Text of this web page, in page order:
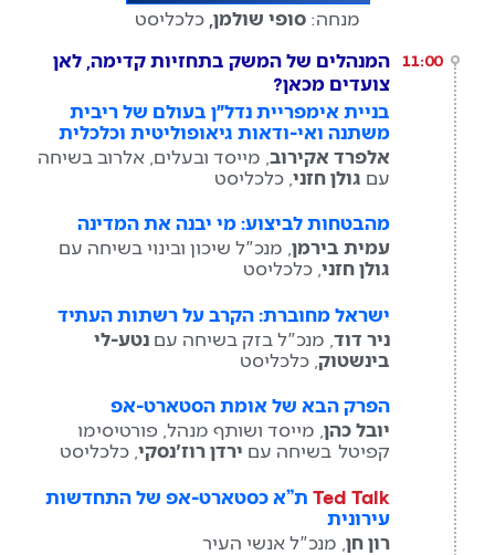
מנחה: סופי שולמן, כלכליסט
11:00
המנהלים של המשק בתחזיות קדימה, לאן
צועדים מכאן?
בניית אימפריית נדל״ן בעולם של ריבית
משתנה ואי-ודאות גיאופוליטית וכלכלית
אלפרד אקירוב , מייסד ובעלים, אלרוב בשיחה
עם גולן חזני , כלכליסט
מהבטחות לביצוע: מי יבנה את המדינה
עמית בירמן , מנכ"ל שיכון ובינוי בשיחה עם
גולן חזני , כלכליסט
ישראל מחוברת: הקרב על רשתות העתיד
ניר דוד , מנכ"ל בזק בשיחה עםנטע-לי
בינשטוק , כלכליסט
הפרק הבא של אומת הסטארט-אפ
יובל כהן , מייסד ושותף מנהל, פורטיסימו
קפיטל בשיחה עם ירדן רוז'נסקי , כלכליסט
Ted Talk ת”א כסטארט-אפ של התחדשות
עירונית
רון חן , מנכ"ל אנשי העיר